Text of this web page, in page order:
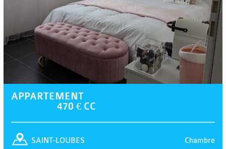
APPARTEMENT
470 € CC
Chambre
SAINT-LOUBES